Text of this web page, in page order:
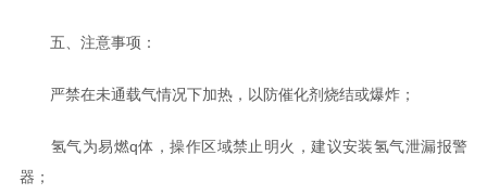
五、注意事项：
严禁在未通载气情况下加热，以防催化剂烧结或爆炸；
氢气为易燃q体，操作区域禁止明火，建议安装氢气泄漏报警
器；